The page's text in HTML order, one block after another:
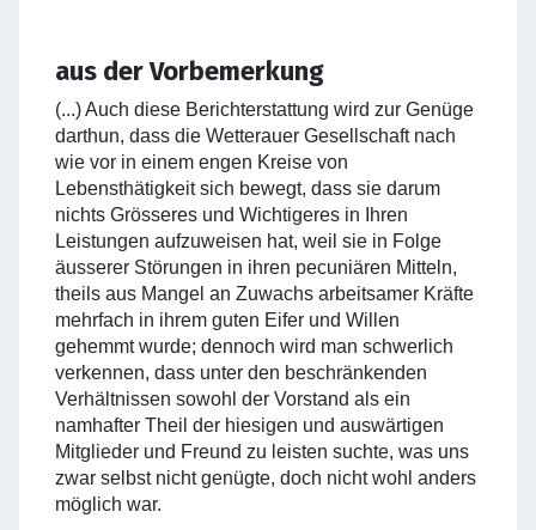
aus der Vorbemerkung
(...) Auch diese Berichterstattung wird zur Genüge
darthun, dass die Wetterauer Gesellschaft nach
wie vor in einem engen Kreise von
Lebensthätigkeit sich bewegt, dass sie darum
nichts Grösseres und Wichtigeres in Ihren
Leistungen aufzuweisen hat, weil sie in Folge
äusserer Störungen in ihren pecuniären Mitteln,
theils aus Mangel an Zuwachs arbeitsamer Kräfte
mehrfach in ihrem guten Eifer und Willen
gehemmt wurde; dennoch wird man schwerlich
verkennen, dass unter den beschränkenden
Verhältnissen sowohl der Vorstand als ein
namhafter Theil der hiesigen und auswärtigen
Mitglieder und Freund zu leisten suchte, was uns
zwar selbst nicht genügte, doch nicht wohl anders
möglich war.